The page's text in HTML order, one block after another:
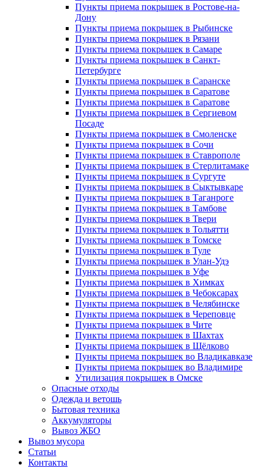
Пункты приема покрышек в Ростове-на-
Дону
Пункты приема покрышек в Рыбинске
Пункты приема покрышек в Рязани
Пункты приема покрышек в Самаре
Пункты приема покрышек в Санкт-
Петербурге
Пункты приема покрышек в Саранске
Пункты приема покрышек в Саратове
Пункты приема покрышек в Саратове
Пункты приема покрышек в Сергиевом
Посаде
Пункты приема покрышек в Смоленске
Пункты приема покрышек в Сочи
Пункты приема покрышек в Ставрополе
Пункты приема покрышек в Стерлитамаке
Пункты приема покрышек в Сургуте
Пункты приема покрышек в Сыктывкаре
Пункты приема покрышек в Таганроге
Пункты приема покрышек в Тамбове
Пункты приема покрышек в Твери
Пункты приема покрышек в Тольятти
Пункты приема покрышек в Томске
Пункты приема покрышек в Туле
Пункты приема покрышек в Улан-Удэ
Пункты приема покрышек в Уфе
Пункты приема покрышек в Химках
Пункты приема покрышек в Чебоксарах
Пункты приема покрышек в Челябинске
Пункты приема покрышек в Череповце
Пункты приема покрышек в Чите
Пункты приема покрышек в Шахтах
Пункты приема покрышек в Щёлково
Пункты приема покрышек во Владикавказе
Пункты приема покрышек во Владимире
Утилизация покрышек в Омске
Опасные отходы
Одежда и ветошь
Бытовая техника
Аккумуляторы
Вывоз ЖБО
Вывоз мусора
Статьи
Контакты